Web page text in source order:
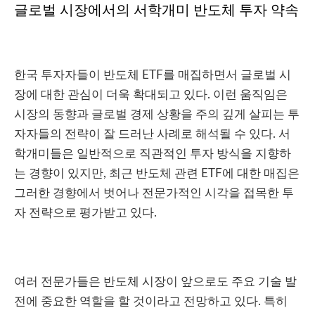
글로벌 시장에서의 서학개미 반도체 투자 약속
한국 투자자들이 반도체 ETF를 매집하면서 글로벌 시
장에 대한 관심이 더욱 확대되고 있다. 이런 움직임은
시장의 동향과 글로벌 경제 상황을 주의 깊게 살피는 투
자자들의 전략이 잘 드러난 사례로 해석될 수 있다. 서
학개미들은 일반적으로 직관적인 투자 방식을 지향하
는 경향이 있지만, 최근 반도체 관련 ETF에 대한 매집은
그러한 경향에서 벗어나 전문가적인 시각을 접목한 투
자 전략으로 평가받고 있다.
여러 전문가들은 반도체 시장이 앞으로도 주요 기술 발
전에 중요한 역할을 할 것이라고 전망하고 있다. 특히